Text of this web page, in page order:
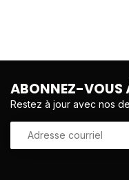
ABONNEZ-VOUS
Restez à jour avec nos